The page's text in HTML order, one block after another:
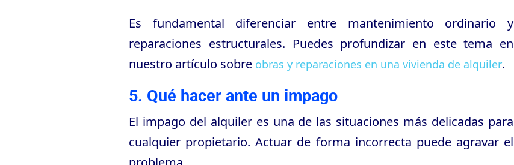
Es fundamental diferenciar entre mantenimiento ordinario y
reparaciones estructurales. Puedes profundizar en este tema en
nuestro artículo sobre obras y reparaciones en una vivienda de alquiler.
5. Qué hacer ante un impago
El impago del alquiler es una de las situaciones más delicadas para
cualquier propietario. Actuar de forma incorrecta puede agravar el